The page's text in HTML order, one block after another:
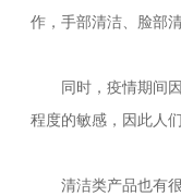
作，手部清洁、脸部
同时，疫情期间因
程度的敏感，因此人
清洁类产品也有很